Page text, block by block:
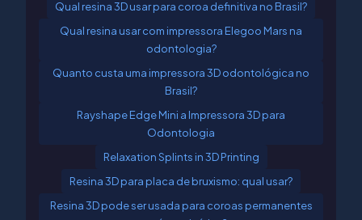
Qual resina 3D usar para coroa definitiva no Brasil?
Qual resina usar com impressora Elegoo Mars na
odontologia?
Quanto custa uma impressora 3D odontológica no
Brasil?
Rayshape Edge Mini a Impressora 3D para
Odontologia
Relaxation Splints in 3D Printing
Resina 3D para placa de bruxismo: qual usar?
Resina 3D pode ser usada para coroas permanentes